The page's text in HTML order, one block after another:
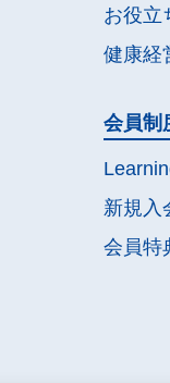
お役立
健康経
会員制
新規入
会員特